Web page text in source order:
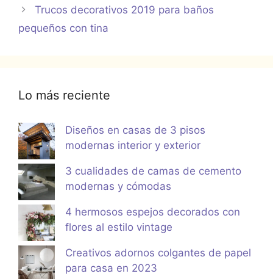
Trucos decorativos 2019 para baños
pequeños con tina
Lo más reciente
Diseños en casas de 3 pisos
modernas interior y exterior
3 cualidades de camas de cemento
modernas y cómodas
4 hermosos espejos decorados con
flores al estilo vintage
Creativos adornos colgantes de papel
para casa en 2023